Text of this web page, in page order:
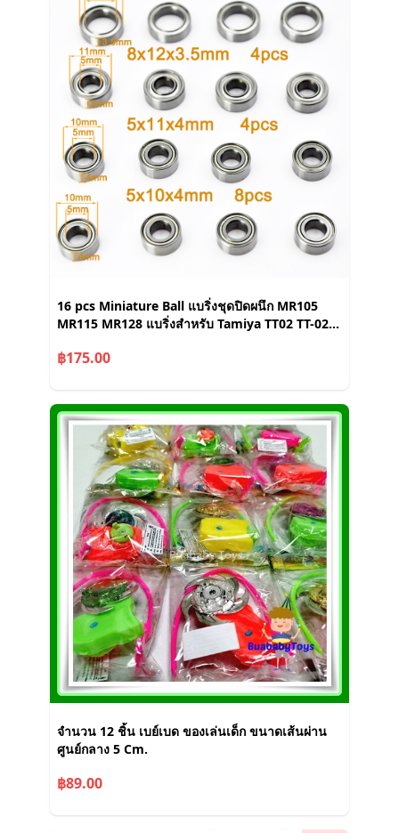
16 pcs Miniature Ball แบริ่งชุดปิดผนึก MR105
MR115 MR128 แบริ่งสําหรับ Tamiya TT02 TT-02
เสริม
฿175.00
จำนวน 12 ชิ้น เบย์เบด ของเล่นเด็ก ขนาดเส้นผ่าน
ศูนย์กลาง 5 Cm.
฿89.00